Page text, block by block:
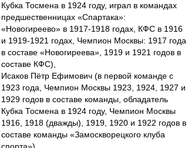
Кубка Тосмена в 1924 году, играл в командах
предшественницах «Спартака»:
«Новогиреево» в 1917-1918 годах, КФС в 1916
и 1919-1921 годах, Чемпион Москвы: 1917 года
в составе «Новогиреева», 1919 и 1921 годов в
составе КФС),
Исаков Пётр Ефимович (в первой команде с
1923 года, Чемпион Москвы 1923, 1924, 1927 и
1929 годов в составе команды, обладатель
Кубка Тосмена в 1924 году, Чемпион Москвы
1916, 1918 (дважды), 1919, 1920 и 1922 годов в
составе команды «Замоскворецкого клуба